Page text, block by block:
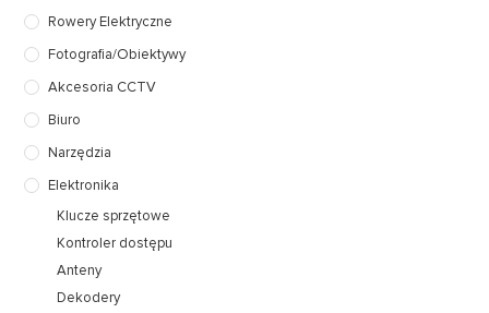
Rowery Elektryczne
Fotografia/Obiektywy
Akcesoria CCTV
Biuro
Narzędzia
Elektronika
Klucze sprzętowe
Kontroler dostępu
Anteny
Dekodery